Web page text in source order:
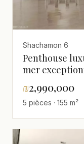
Shachamon 6
Penthouse
mer
₪2,990,000
5 pièces · 155 m²